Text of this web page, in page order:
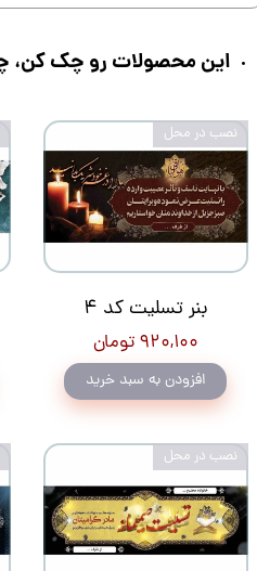
بنر تسلیت کد 4
۹۲۰,۱۰۰ تومان
افزودن به سبد خرید
نصب در محل
نصب در محل
این محصولات رو چک کن،